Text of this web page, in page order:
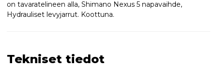
on tavaratelineen alla, Shimano Nexus 5 napavaihde,
Hydrauliset levyjarrut. Koottuna.
Tekniset tiedot